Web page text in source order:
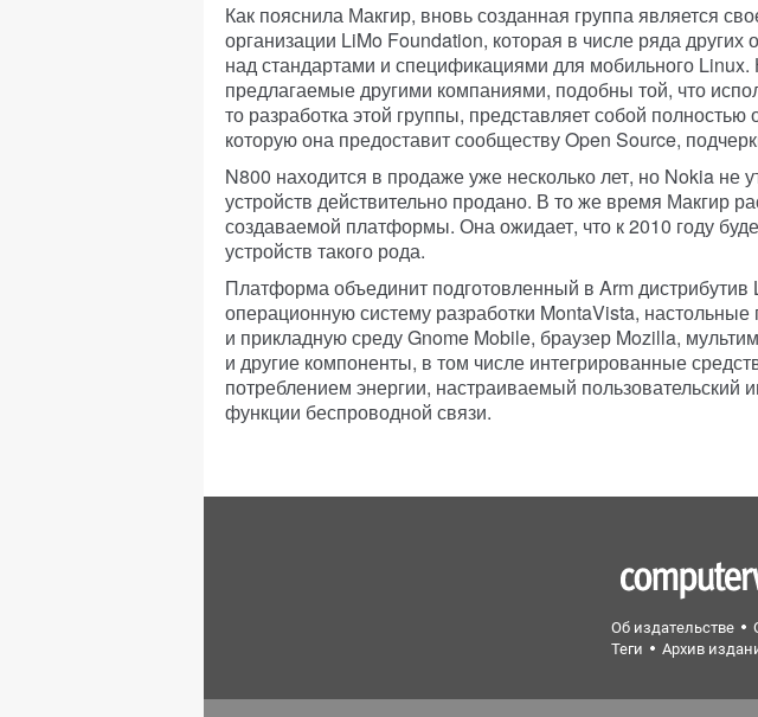
Как пояснила Макгир, вновь созданная группа является
организации LiMo Foundation, которая в числе ряда других
над стандартами и спецификациями для мобильного
предлагаемые другими компаниями, подобны той, что
то разработка этой группы, представляет собой
которую она предоставит сообществу Open Source,
N800 находится в продаже уже несколько лет, но Nokia не
устройств действительно продано. В то же время Макгир
создаваемой платформы. Она ожидает, что к 2010 году
устройств такого рода.
Платформа объединит подготовленный в Arm дистрибутив
операционную систему разработки MontaVista,
и прикладную среду Gnome Mobile, браузер Mozilla,
и другие компоненты, в том числе интегрированные
потреблением энергии, настраиваемый пользовательский
функции беспроводной связи.
Об издательстве
Теги
Архив